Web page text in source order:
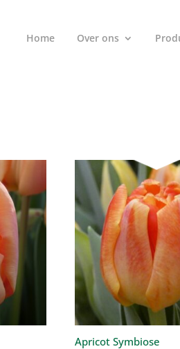
Home Over ons
Apricot Symbiose